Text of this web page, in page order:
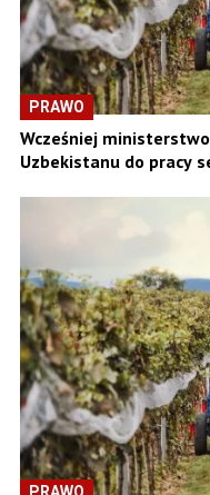
PRAWO
Wcześniej
Uzbekistanu do pracy
PRAWO